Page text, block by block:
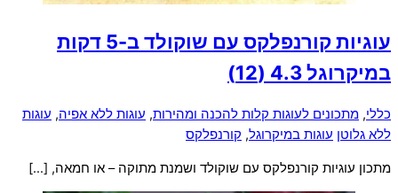
עוגיות קורנפלקס עם שוקולד ב-5 דקות
במיקרוגל4.3 (12)
כללי, מתכונים לעוגות קלות להכנה ומהירות, עוגות ללא אפיה, עוגות
ללא גלוטן עוגות במיקרוגל, קורנפלקס
מתכון עוגיות קורנפלקס עם שוקולד ושמנת מתוקה – או חמאה, […]